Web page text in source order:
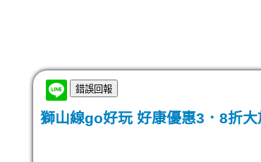
獅山線go好玩 好康優惠3．8折大